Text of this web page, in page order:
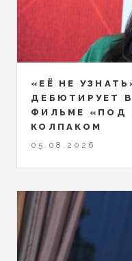
«ЕЁ НЕ
ДЕБЮТИРУЕТ
ФИЛЬМЕ «ПОД
КОЛПАКОМ
05.08.2026